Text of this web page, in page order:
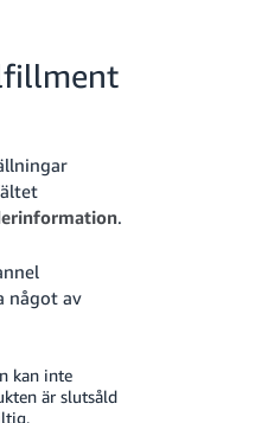
.
något av
kan inte
är slutsåld